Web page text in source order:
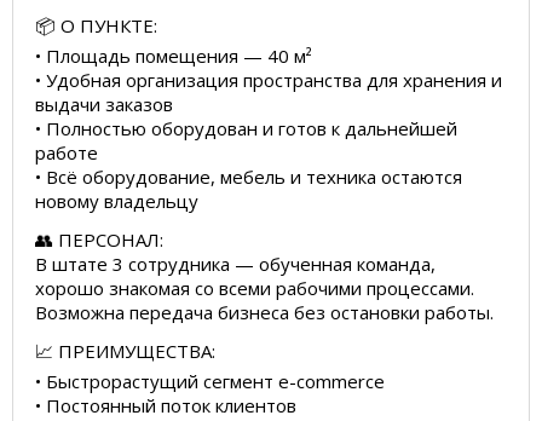
📦 О ПУНКТЕ:
• Площадь помещения — 40 м²
• Удобная организация пространства для хранения и
выдачи заказов
• Полностью оборудован и готов к дальнейшей
работе
• Всё оборудование, мебель и техника остаются
новому владельцу
👥 ПЕРСОНАЛ:
В штате 3 сотрудника — обученная команда,
хорошо знакомая со всеми рабочими процессами.
Возможна передача бизнеса без остановки работы.
📈 ПРЕИМУЩЕСТВА:
• Быстрорастущий сегмент e-commerce
• Постоянный поток клиентов